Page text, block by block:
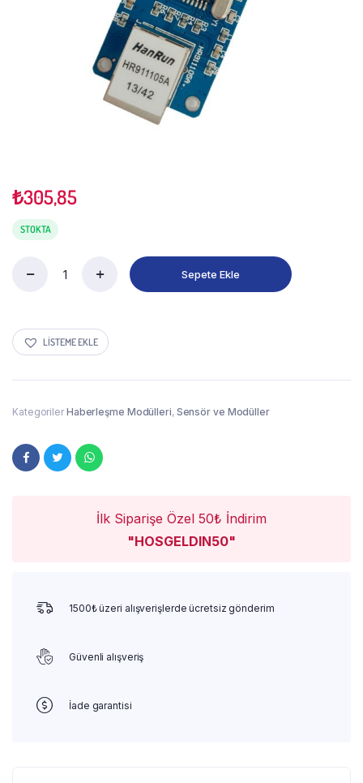
₺305,85
STOKTA
Sepete Ekle
LISTEME EKLE
Kategoriler Haberleşme Modülleri, Sensör ve Modüller
İlk Siparişe Özel 50₺ İndirim
"HOSGELDIN50"
1500₺ üzeri alışverişlerde ücretsiz gönderim
Güvenli alışveriş
İade garantisi